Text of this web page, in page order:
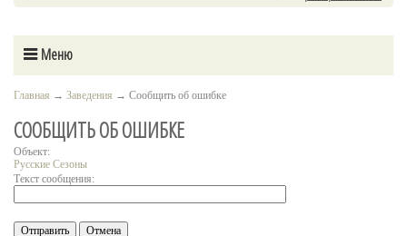
Меню
Главная → Заведения → Сообщить об ошибке
СООБЩИТЬ ОБ ОШИБКЕ
Объект:
Русские Сезоны
Текст сообщения: